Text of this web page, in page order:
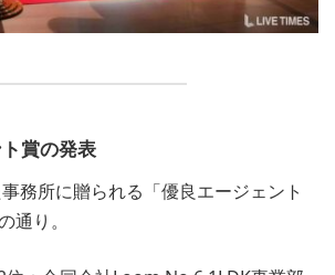
賞の発表
務所に贈られる「優良エージェント
通り。